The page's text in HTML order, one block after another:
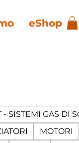
eShop
- SISTEMI GAS DI
MOTORI